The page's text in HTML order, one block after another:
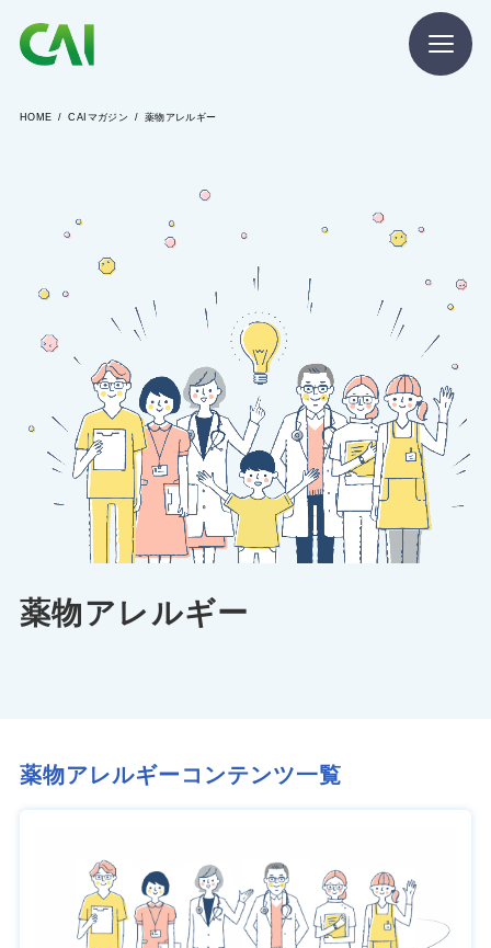
CAIとは
CAIの方へ
CAIマガジン
HOME CAIマガジン 薬物アレルギー
薬物アレルギー
薬物アレルギーコンテンツ一覧